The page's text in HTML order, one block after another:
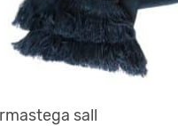
sall